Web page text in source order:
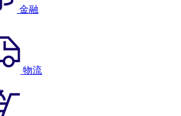
金融
物流